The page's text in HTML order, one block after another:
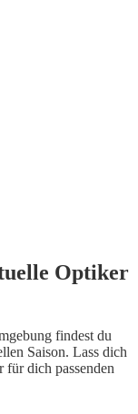
Optiker
findest du
Saison. Lass dich
dich passenden